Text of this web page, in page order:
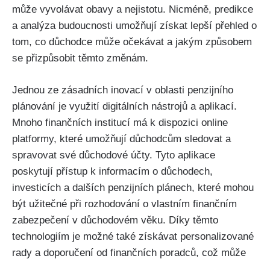
může vyvolávat obavy a nejistotu. Nicméně, predikce
a analýza budoucnosti umožňují získat lepší přehled o
tom, co důchodce může očekávat a jakým způsobem
se přizpůsobit těmto změnám.
Jednou ze zásadních inovací v oblasti penzijního
plánování je využití digitálních nástrojů a aplikací.
Mnoho finančních institucí má k dispozici online
platformy, které umožňují důchodcům sledovat a
spravovat své důchodové účty. Tyto aplikace
poskytují přístup k informacím o důchodech,
investicích a dalších penzijních plánech, které mohou
být užitečné při rozhodování o vlastním finančním
zabezpečení v důchodovém věku. Díky těmto
technologiím je možné také získávat personalizované
rady a doporučení od finančních poradců, což může